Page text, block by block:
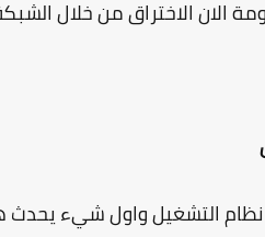
الاختراق من خلال
نظام التشغيل واول شيء